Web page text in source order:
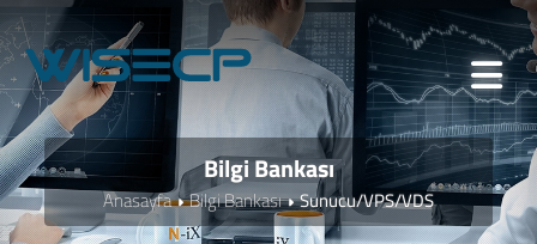
Bilgi Bankası
Anasayfa Bilgi Bankası Sunucu/VPS/VDS